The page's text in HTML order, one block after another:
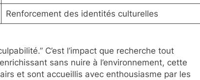
Renforcement des identités culturelles
C’est l’impact que recherche tout
sans nuire à l’environnement, cette
et sont accueillis avec enthousiasme par les